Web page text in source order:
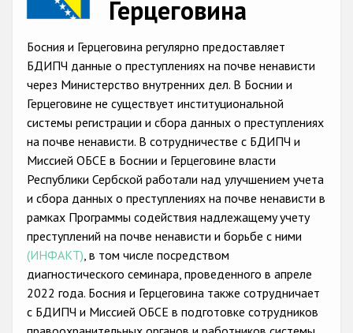
Racist and xenophobic hate crime
Anti-Roma hate crime
Anti-Semitic hate crime
Anti-Muslim hate crime
Anti-Christian hate crime
Other hate crime based on religion or belief
Gender-based hate crime
Anti-LGBTI hate crime
Disability hate crime
Проекты БДИПЧ
Организации гражданского общества
Герцеговина
Босния и Герцеговина регулярно предоставляет
БДИПЧ данные о преступлениях на почве ненависти
через Министерство внутренних дел. В Боснии и
Герцеговине не существует институциональной
системы регистрации и сбора данных о преступлениях
на почве ненависти. В сотрудничестве с БДИПЧ и
Миссией ОБСЕ в Боснии и Герцеговине власти
Республики Сербской работали над улучшением учета
и сбора данных о преступлениях на почве ненависти в
рамках Программы содействия надлежащемy учету
преступлений на почве ненависти и борьбе с ними
(ИНФАКТ), в том числе посредством
диагностического семинара, проведенного в апреле
2022 года. Босния и Герцеговина также сотрудничает
с БДИПЧ и Миссией ОБСЕ в подготовке сотрудников